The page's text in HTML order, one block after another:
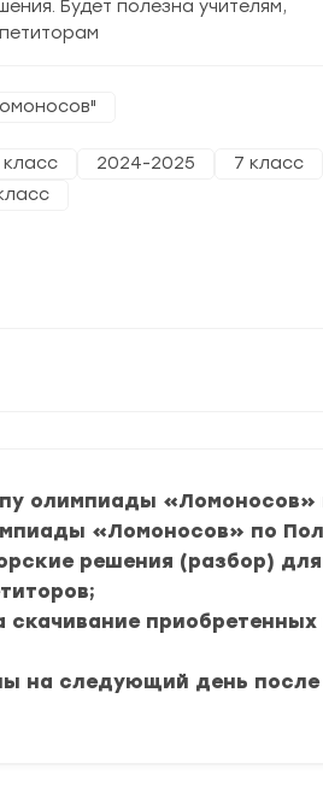
Будет полезна учителям,
класс 2024-2025
7 класс
олимпиады «Ломоносов»
«Ломоносов» по
решения (разбор)
приобретенных
на следующий день